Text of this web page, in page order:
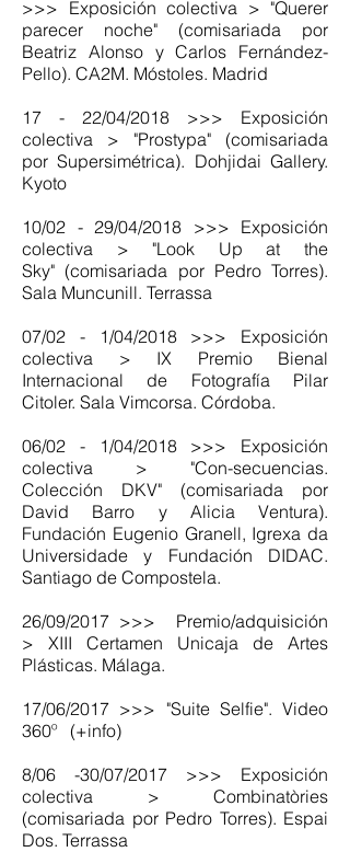
>>> Exposición colectiva > "Querer
parecer noche" (comisariada por
Beatriz Alonso y Carlos Fernández-
Pello). CA2M. Móstoles. Madrid
17 - 22/04/2018 >>> Exposición
colectiva > "Prostypa" (comisariada
por Supersimétrica). Dohjidai Gallery.
Kyoto
10/02 - 29/04/2018 >>> Exposición
colectiva > "Look Up at the
Sky" (comisariada por Pedro Torres).
Sala Muncunill. Terrassa
07/02 - 1/04/2018 >>> Exposición
colectiva > IX Premio Bienal
Internacional de Fotografía Pilar
Citoler. Sala Vimcorsa. Córdoba.
06/02 - 1/04/2018 >>> Exposición
colectiva > "Con-secuencias.
Colección DKV" (comisariada por
David Barro y Alicia Ventura).
Fundación Eugenio Granell, Igrexa da
Universidade y Fundación DIDAC.
Santiago de Compostela.
26/09/2017 >>> Premio/adquisición
> XIII Certamen Unicaja de Artes
Plásticas. Málaga.
17/06/2017 >>> "Suite Selfie". Video
360º (+info)
8/06 -30/07/2017 >>> Exposición
colectiva > Combinatòries
(comisariada por Pedro Torres). Espai
Dos. Terrassa